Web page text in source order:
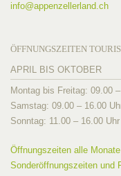
info@appenzellerland.ch
ÖFFNUNGSZEITEN
APRIL BIS OKTOBER
Montag bis Freitag: 09.00
Samstag: 09.00 – 16.00
Sonntag: 11.00 – 16.00 Uhr
Öffnungszeiten alle Monate
Sonderöffnungszeiten und